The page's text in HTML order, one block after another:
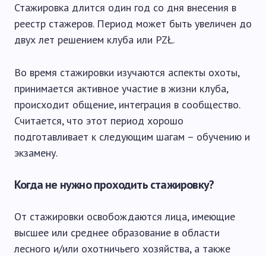
Стажировка длится один год со дня внесения в
реестр стажеров. Период может быть увеличен до
двух лет решением клуба или PZŁ.
Во время стажировки изучаются аспекты охоты,
принимается активное участие в жизни клуба,
происходит общение, интеграция в сообщество.
Считается, что этот период хорошо
подготавливает к следующим шагам – обучению и
экзамену.
Когда не нужно проходить стажировку?
От стажировки освобождаются лица, имеющие
высшее или среднее образование в области
лесного и/или охотничьего хозяйства, а также